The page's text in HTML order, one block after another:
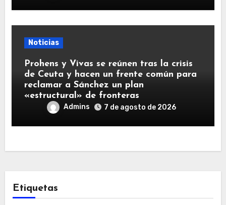
Noticias
Prohens y Vivas se reúnen tras la crisis
de Ceuta y hacen un frente común para
reclamar a Sánchez un plan
«estructural» de fronteras
Admins 7 de agosto de 2026
Etiquetas